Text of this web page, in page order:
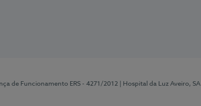
de Funcionamento ERS - 4271/2012 | Hospital da Luz Aveiro, SA